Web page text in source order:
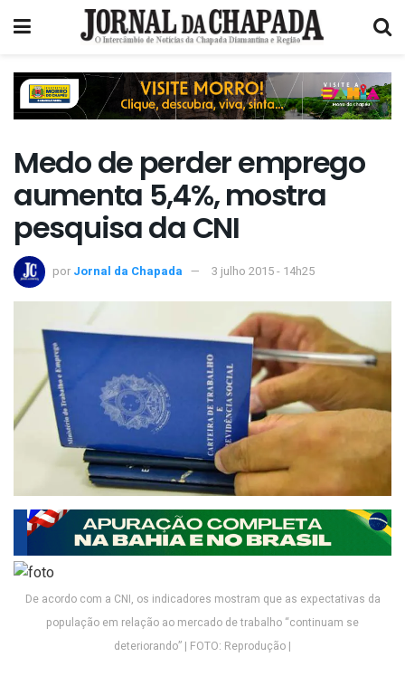
Medo de perder emprego
aumenta 5,4%, mostra
pesquisa da CNI
por Jornal da Chapada 3 julho 2015 - 14h25
De acordo com a CNI, os indicadores mostram que as expectativas da
população em relação ao mercado de trabalho “continuam se
deteriorando” | FOTO: Reprodução |